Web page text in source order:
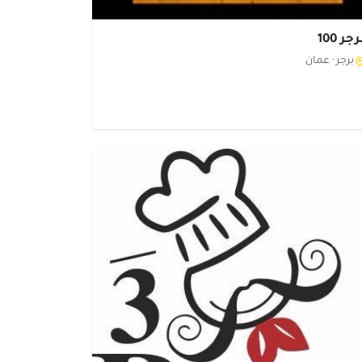
100
برجر · عمان